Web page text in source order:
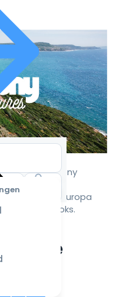
met Goboony
in Europa
roadbooks.